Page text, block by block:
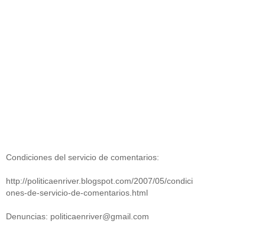
Condiciones del servicio de comentarios:
http://politicaenriver.blogspot.com/2007/05/condici
ones-de-servicio-de-comentarios.html
Denuncias: politicaenriver@gmail.com